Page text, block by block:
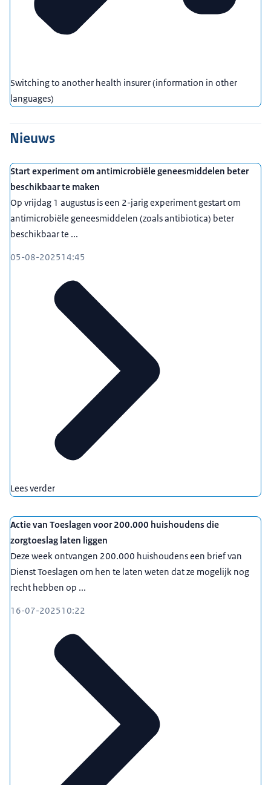
Switching to another health insurer (information in other
languages)
Nieuws
Start experiment om antimicrobiële geneesmiddelen beter
beschikbaar te maken
Op vrijdag 1 augustus is een 2-jarig experiment gestart om
antimicrobiële geneesmiddelen (zoals antibiotica) beter
beschikbaar te ...
05-08-202514:45
Lees verder
Actie van Toeslagen voor 200.000 huishoudens die
zorgtoeslag laten liggen
Deze week ontvangen 200.000 huishoudens een brief van
Dienst Toeslagen om hen te laten weten dat ze mogelijk nog
recht hebben op ...
16-07-202510:22